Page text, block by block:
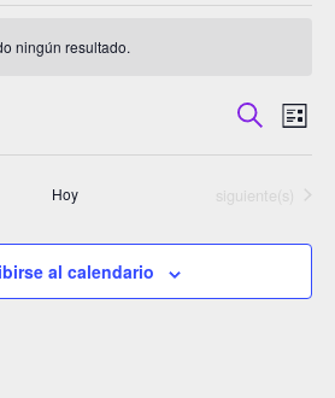
ningún resultado.
Buscar
de
de
Lista
Hoy Eventos
siguiente(s)
al calendario